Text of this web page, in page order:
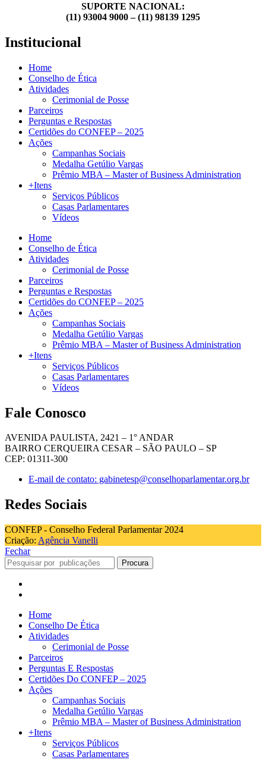
SUPORTE NACIONAL:
(11) 93004 9000 – (11) 98139 1295
Institucional
Home
Conselho de Ética
Atividades
Cerimonial de Posse
Parceiros
Perguntas e Respostas
Certidões do CONFEP – 2025
Ações
Campanhas Sociais
Medalha Getúlio Vargas
Prêmio MBA – Master of Business Administration
+Itens
Serviços Públicos
Casas Parlamentares
Vídeos
Home
Conselho de Ética
Atividades
Cerimonial de Posse
Parceiros
Perguntas e Respostas
Certidões do CONFEP – 2025
Ações
Campanhas Sociais
Medalha Getúlio Vargas
Prêmio MBA – Master of Business Administration
+Itens
Serviços Públicos
Casas Parlamentares
Vídeos
Fale Conosco
AVENIDA PAULISTA, 2421 – 1° ANDAR
BAIRRO CERQUEIRA CESAR – SÃO PAULO – SP
CEP: 01311-300
E-mail de contato: gabinetesp@conselhoparlamentar.org.br
Redes Sociais
CONFEP - Conselho Federal Parlamentar 2024
Criação: Agência Vanelli
Fechar
Procura
Home
Conselho De Ética
Atividades
Cerimonial de Posse
Parceiros
Perguntas E Respostas
Certidões Do CONFEP – 2025
Ações
Campanhas Sociais
Medalha Getúlio Vargas
Prêmio MBA – Master of Business Administration
+Itens
Serviços Públicos
Casas Parlamentares